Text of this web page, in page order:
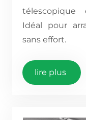
télescopique
Idéal pour
sans effort.
lire plus